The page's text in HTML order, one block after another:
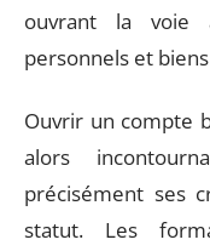
ouvrant la voie
personnels et
Ouvrir un compte
alors
précisément ses
statut. Les